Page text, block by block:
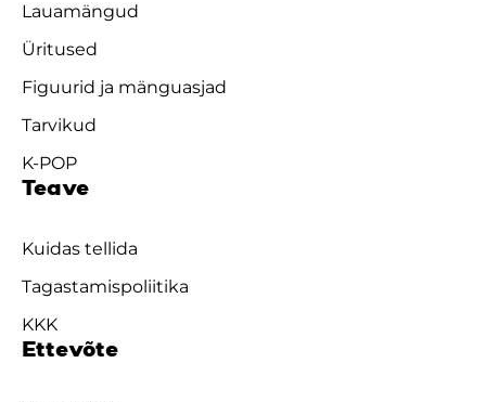
Lauamängud
Üritused
Figuurid ja mänguasjad
Tarvikud
K-POP
Teave
Kuidas tellida
Tagastamispoliitika
KKK
Ettevõte